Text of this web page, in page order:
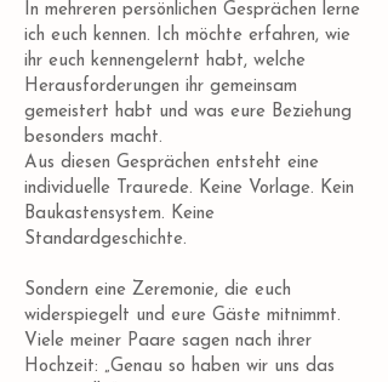
In mehreren persönlichen Gesprächen lerne
ich euch kennen. Ich möchte erfahren, wie
ihr euch kennengelernt habt, welche
Herausforderungen ihr gemeinsam
gemeistert habt und was eure Beziehung
besonders macht.
Aus diesen Gesprächen entsteht eine
individuelle Traurede. Keine Vorlage. Kein
Baukastensystem. Keine
Standardgeschichte.
Sondern eine Zeremonie, die euch
widerspiegelt und eure Gäste mitnimmt.
Viele meiner Paare sagen nach ihrer
Hochzeit: „Genau so haben wir uns das